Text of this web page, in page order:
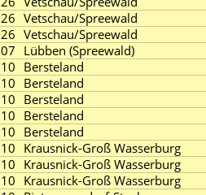
Vetschau/Spreewald
Vetschau/Spreewald
Lübben (Spreewald)
Bersteland
Bersteland
Bersteland
Bersteland
Bersteland
Krausnick-Groß Wasserburg
Krausnick-Groß Wasserburg
Krausnick-Groß Wasserburg